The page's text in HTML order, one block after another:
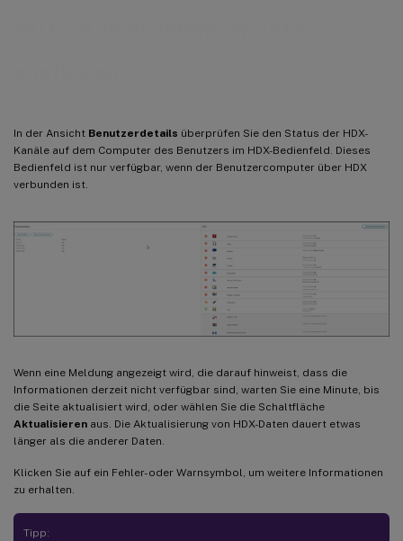
In der Ansicht Benutzerdetails überprüfen Sie den Status der HDX-
Kanäle auf dem Computer des Benutzers im HDX-Bedienfeld. Dieses
Bedienfeld ist nur verfügbar, wenn der Benutzercomputer über HDX
verbunden ist.
Wenn eine Meldung angezeigt wird, die darauf hinweist, dass die
Informationen derzeit nicht verfügbar sind, warten Sie eine Minute, bis
die Seite aktualisiert wird, oder wählen Sie die Schaltfläche
Aktualisieren aus. Die Aktualisierung von HDX-Daten dauert etwas
länger als die anderer Daten.
Klicken Sie auf ein Fehler- oder Warnsymbol, um weitere Informationen
zu erhalten.
Tipp: